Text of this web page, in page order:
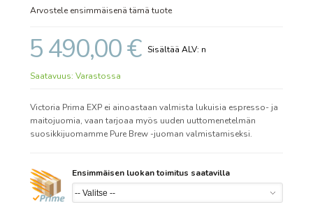
Arvostele ensimmäisenä tämä tuote
5 490,00 €
Saatavuus: Varastossa
Victoria Prima EXP ei ainoastaan valmista lukuisia espresso- ja
maitojuomia, vaan tarjoaa myös uuden uuttomenetelmän
suosikkijuomamme Pure Brew -juoman valmistamiseksi.
Ensimmäisen luokan toimitus saatavilla